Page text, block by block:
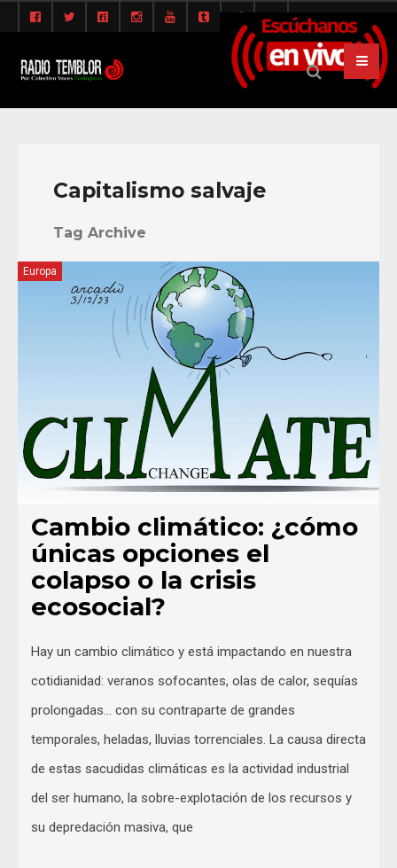
Capitalismo salvaje
Tag Archive
Europa
Cambio climático: ¿cómo
únicas opciones el
colapso o la crisis
ecosocial?
Hay un cambio climático y está impactando en nuestra
cotidianidad: veranos sofocantes, olas de calor, sequías
prolongadas… con su contraparte de grandes
temporales, heladas, lluvias torrenciales. La causa directa
de estas sacudidas climáticas es la actividad industrial
del ser humano, la sobre-explotación de los recursos y
su depredación masiva, que